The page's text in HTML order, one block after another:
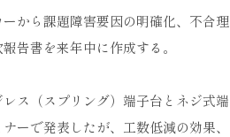
から課題障害要因の明確化、不合理
告書を来年中に作成する。
ス（スプリング）端子台とネジ式端
ーで発表したが、工数低減の効果、